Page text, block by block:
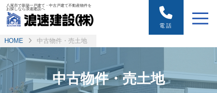
八尾市で新築一戸建て・中古戸建て不動産物件を
お探しなら浪速建設へ
電話
HOME 中古物件・売土地
中古物件・売土地